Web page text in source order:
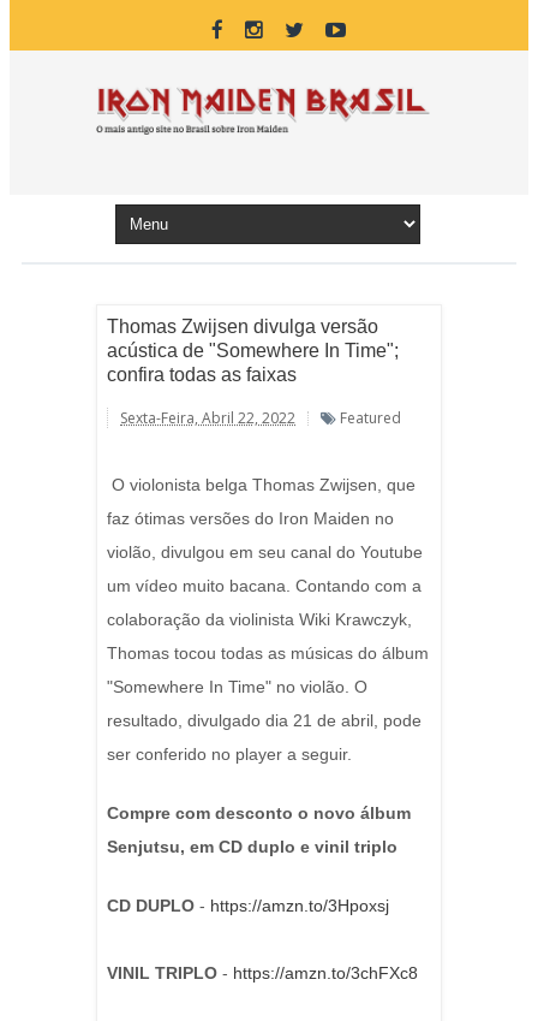
Thomas Zwijsen divulga versão
acústica de "Somewhere In Time";
confira todas as faixas
Sexta-Feira, Abril 22, 2022 Featured
O violonista belga Thomas Zwijsen, que
faz ótimas versões do Iron Maiden no
violão, divulgou em seu canal do Youtube
um vídeo muito bacana. Contando com a
colaboração da violinista Wiki Krawczyk,
Thomas tocou todas as músicas do álbum
"Somewhere In Time" no violão. O
resultado, divulgado dia 21 de abril, pode
ser conferido no player a seguir.
Compre com desconto o novo álbum
Senjutsu, em CD duplo e vinil triplo
CD DUPLO - https://amzn.to/3Hpoxsj
VINIL TRIPLO - https://amzn.to/3chFXc8